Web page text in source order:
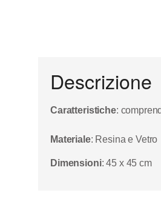
Descrizione
Caratteristiche:
Materiale: Resina e Vetro
Dimensioni: 45 x 45 cm